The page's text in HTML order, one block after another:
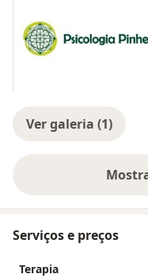
Ver galeria (1)
Serviços e preços
Terapia